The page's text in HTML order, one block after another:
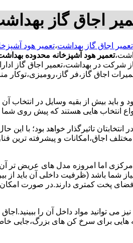
اجاق گاز
تعمیر اجاق گاز بهداشت،تعمیر هود
تعمیر هود آشپزخانه محدوده
شرکت در بهداشت،تعمیر اجاق گاز
اجاق گاز،فر
و باید بیش از بقیه وسایل در انتخاب
انتخاب هایی هستند که پیش روی شما
تاثیرگذار خواهد بود؛ با این
اجاق،امکانات و پیشرفته ترین
مرکزی اما امروزه مدل های عریض تر
شما باشد (ظرفیت داخلی آن باید از
پخت کمتری دارند.در صورت
توانید مواد داخل آن را ببینید.اجاق
هایی برای سرخ کن های بزرگ،جایی